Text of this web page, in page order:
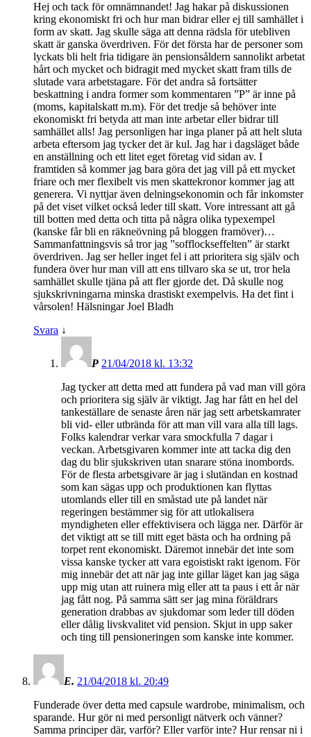
Hej och tack för omnämnandet! Jag hakar på diskussionen
kring ekonomiskt fri och hur man bidrar eller ej till samhället i
form av skatt. Jag skulle säga att denna rädsla för utebliven
skatt är ganska överdriven. För det första har de personer som
lyckats bli helt fria tidigare än pensionsåldern sannolikt arbetat
hårt och mycket och bidragit med mycket skatt fram tills de
slutade vara arbetstagare. För det andra så fortsätter
beskattning i andra former som kommentaren ”P” är inne på
(moms, kapitalskatt m.m). För det tredje så behöver inte
ekonomiskt fri betyda att man inte arbetar eller bidrar till
samhället alls! Jag personligen har inga planer på att helt sluta
arbeta eftersom jag tycker det är kul. Jag har i dagsläget både
en anställning och ett litet eget företag vid sidan av. I
framtiden så kommer jag bara göra det jag vill på ett mycket
friare och mer flexibelt vis men skattekronor kommer jag att
generera. Vi nyttjar även delningsekonomin och får inkomster
på det viset vilket också leder till skatt. Vore intressant att gå
till botten med detta och titta på några olika typexempel
(kanske får bli en räkneövning på bloggen framöver)…
Sammanfattningsvis så tror jag ”sofflockseffelten” är starkt
överdriven. Jag ser heller inget fel i att prioritera sig själv och
fundera över hur man vill att ens tillvaro ska se ut, tror hela
samhället skulle tjäna på att fler gjorde det. Då skulle nog
sjukskrivningarna minska drastiskt exempelvis. Ha det fint i
vårsolen! Hälsningar Joel Bladh
Svara ↓
P 21/04/2018 kl. 13:32
Jag tycker att detta med att fundera på vad man vill göra
och prioritera sig själv är viktigt. Jag har fått en hel del
tankeställare de senaste åren när jag sett arbetskamrater
bli vid- eller utbrända för att man vill vara alla till lags.
Folks kalendrar verkar vara smockfulla 7 dagar i
veckan. Arbetsgivaren kommer inte att tacka dig den
dag du blir sjukskriven utan snarare stöna inombords.
För de flesta arbetsgivare är jag i slutändan en kostnad
som kan sägas upp och produktionen kan flyttas
utomlands eller till en småstad ute på landet när
regeringen bestämmer sig för att utlokalisera
myndigheten eller effektivisera och lägga ner. Därför är
det viktigt att se till mitt eget bästa och ha ordning på
torpet rent ekonomiskt. Däremot innebär det inte som
vissa kanske tycker att vara egoistiskt rakt igenom. För
mig innebär det att när jag inte gillar läget kan jag säga
upp mig utan att ruinera mig eller att ta paus i ett år när
jag fått nog. På samma sätt ser jag mina föräldrars
generation drabbas av sjukdomar som leder till döden
eller dålig livskvalitet vid pension. Skjut in upp saker
och ting till pensioneringen som kanske inte kommer.
E. 21/04/2018 kl. 20:49
Funderade över detta med capsule wardrobe, minimalism, och
sparande. Hur gör ni med personligt nätverk och vänner?
Samma principer där, varför? Eller varför inte? Hur rensar ni i